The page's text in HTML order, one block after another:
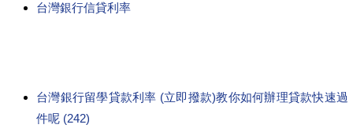
台灣銀行信貸利率
台灣銀行留學貸款利率 (立即撥款)教你如何辦理貸款快速過
件呢 (242)